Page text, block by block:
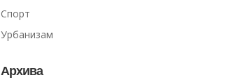
Спорт
Урбанизам
Архива